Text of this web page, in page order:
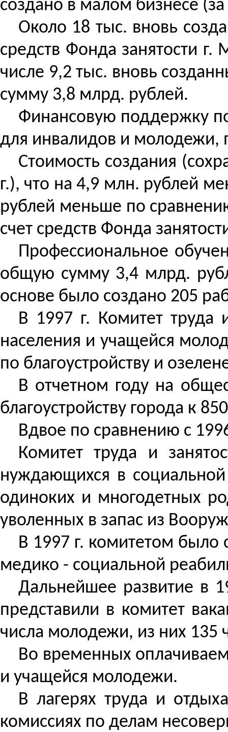
создано в малом бизнесе
Около 18 тыс. вновь
средств Фонда занятости
числе 9,2 тыс. вновь
сумму 3,8 млрд. рублей.
Финансовую поддержку
для инвалидов и молодежи,
Стоимость создания
г.), что на 4,9 млн. рублей
рублей меньше по
счет средств Фонда
Профессиональное
общую сумму 3,4 млрд.
основе было создано 205
В 1997 г. Комитет труда
населения и учащейся
по благоустройству и
В отчетном году на
благоустройству города к
Вдвое по сравнению с
Комитет труда и
нуждающихся в
одиноких и многодетных
уволенных в запас из
В 1997 г. комитетом
медико - социальной
Дальнейшее развитие в
представили в комитет
числа молодежи, из них 135
Во временных
и учащейся молодежи.
В лагерях труда и
комиссиях по делам